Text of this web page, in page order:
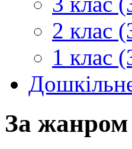
2 клас
1 клас
За жанром